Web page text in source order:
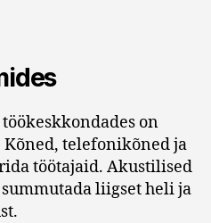
on
Kõned, telefonikõned ja
töötajaid. Akustilised
liigset heli ja